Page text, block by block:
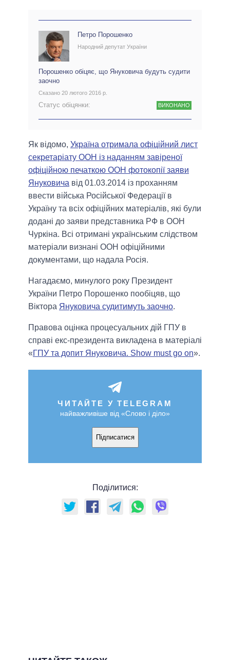
Петро Порошенко
Народний депутат України
Порошенко обіцяє, що Януковича будуть судити
заочно
Сказано 20 лютого 2016 р.
Статус обіцянки: ВИКОНАНО
Як відомо, Україна отримала офіційний лист
секретаріату ООН із наданням завіреної
офіційною печаткою ООН фотокопії заяви
Януковича від 01.03.2014 із проханням
ввести війська Російської Федерації в
Україну та всіх офіційних матеріалів, які були
додані до заяви представника РФ в ООН
Чуркіна. Всі отримані українським слідством
матеріали визнані ООН офіційними
документами, що надала Росія.
Нагадаємо, минулого року Президент
України Петро Порошенко пообіцяв, що
Віктора Януковича судитимуть заочно.
Правова оцінка процесуальних дій ГПУ в
справі екс-президента викладена в матеріалі
«ГПУ та допит Януковича. Show must go on».
ЧИТАЙТЕ У TELEGRAM
найважливіше від «Слово і діло»
Підписатися
Поділитися: